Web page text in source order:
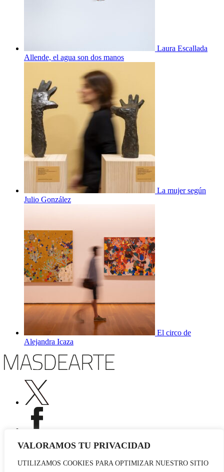
VALORAMOS TU PRIVACIDAD
UTILIZAMOS COOKIES PARA OPTIMIZAR NUESTRO SITIO
Laura Escallada
Allende, el agua son dos manos
La mujer según
Julio González
El circo de
Alejandra Icaza